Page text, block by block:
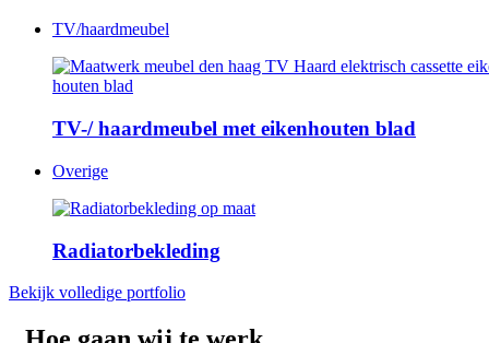
TV/haardmeubel
TV-/ haardmeubel met eikenhouten blad
Overige
Radiatorbekleding
Bekijk volledige portfolio